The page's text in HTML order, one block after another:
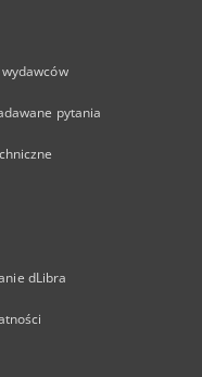
pytania
dLibra